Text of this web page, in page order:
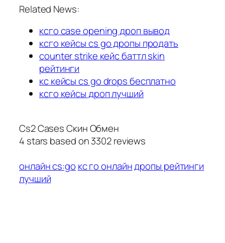
Related News:
ксго case opening дроп вывод
ксго кейсы cs go дропы продать
counter strike кейс баттл skin
рейтинги
кс кейсы cs go drops бесплатно
ксго кейсы дроп лучший
Cs2 Cases Скин Обмен
4 stars based on3302reviews
онлайн cs:go кс го онлайндропы рейтинги
лучший